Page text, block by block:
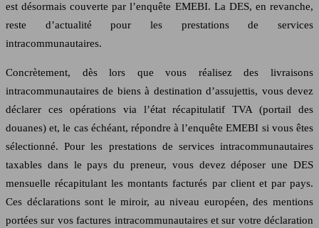
est désormais couverte par l’enquête EMEBI. La DES, en revanche,
reste d’actualité pour les prestations de services
intracommunautaires.
Concrètement, dès lors que vous réalisez des livraisons
intracommunautaires de biens à destination d’assujettis, vous devez
déclarer ces opérations via l’état récapitulatif TVA (portail des
douanes) et, le cas échéant, répondre à l’enquête EMEBI si vous êtes
sélectionné. Pour les prestations de services intracommunautaires
taxables dans le pays du preneur, vous devez déposer une DES
mensuelle récapitulant les montants facturés par client et par pays.
Ces déclarations sont le miroir, au niveau européen, des mentions
portées sur vos factures intracommunautaires et sur votre déclaration